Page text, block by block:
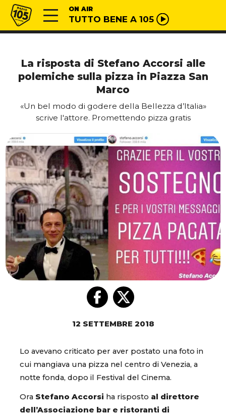
Vai al contenuto
Radio 105 ON AIR
TUTTO BENE A 105
La risposta di Stefano Accorsi alle
polemiche sulla pizza in Piazza San
Marco
«Un bel modo di godere della Bellezza d’Italia»
scrive l'attore. Promettendo pizza gratis
12 SETTEMBRE 2018
Lo avevano criticato per aver postato una foto in
cui mangiava una pizza nel centro di Venezia, a
notte fonda, dopo il Festival del Cinema.
Ora Stefano Accorsi ha risposto al direttore
dell’Associazione bar e ristoranti di